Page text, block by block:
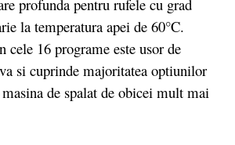
profunda pentru rufele cu grad
la temperatura apei de 60°C.
cele 16 programe este usor de
si cuprinde majoritatea optiunilor
de spalat de obicei mult mai